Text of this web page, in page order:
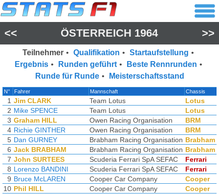
<< ÖSTERREICH 1964 >>
Teilnehmer • Qualifikation • Startaufstellung •
Ergebnis • Runden geführt • Beste Rennrunden •
Runde für Runde • Meisterschaftsstand
N° Fahrer Mannschaft Chassis
1 Jim CLARK Team Lotus Lotus
2 Mike SPENCE Team Lotus Lotus
3 Graham HILL Owen Racing Organisation BRM
4 Richie GINTHER Owen Racing Organisation BRM
5 Dan GURNEY Brabham Racing Organisation Brabham
6 Jack BRABHAM Brabham Racing Organisation Brabham
7 John SURTEES Scuderia Ferrari SpA SEFAC Ferrari
8 Lorenzo BANDINI Scuderia Ferrari SpA SEFAC Ferrari
9 Bruce McLAREN Cooper Car Company Cooper
10 Phil HILL Cooper Car Company Cooper